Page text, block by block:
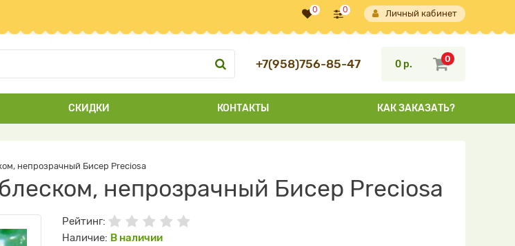
0 0 Личный кабинет
+7(958)756-85-47 0
0 р.
СКИДКИ КОНТАКТЫ КАК ЗАКАЗАТЬ?
непрозрачный Бисер Preciosa
непрозрачный Бисер Preciosa
Рейтинг:
Наличие: В наличии